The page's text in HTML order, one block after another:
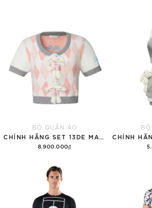
BỘ QUẦN ÁO
8.900.000₫